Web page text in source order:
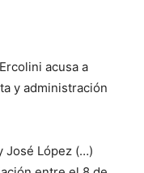
acusa a
y administración
José López (…)